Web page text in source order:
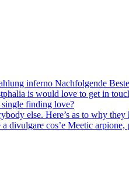
inferno Nachfolgende
is would love to get in
finding love?
else. Here’s as to why they
divulgare cos’e Meetic